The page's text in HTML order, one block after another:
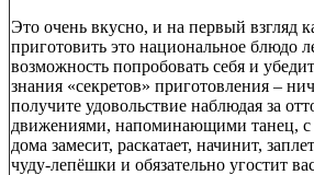
Это очень вкусно, и на первый взгляд
приготовить это национальное блюдо
возможность попробовать себя и
знания «секретов» приготовления –
получите удовольствие наблюдая за
движениями, напоминающими танец, с
дома замесит, раскатает, начинит,
чуду-лепёшки и обязательно угостит